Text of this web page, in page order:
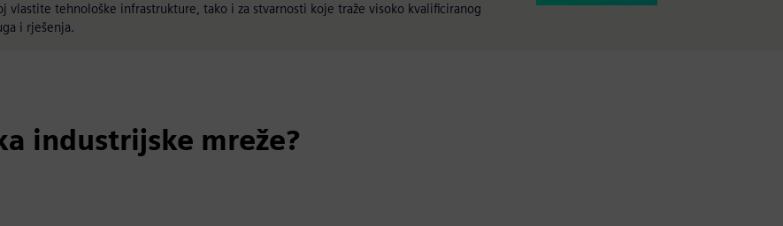
vlastite tehnološke infrastrukture, tako i za stvarnosti koje traže visoko kvalificiranog
i rješenja.
industrijske mreže?